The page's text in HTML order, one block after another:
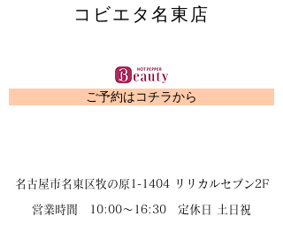
コビエタ名東店
ご予約はコチラから
名古屋市名東区牧の原1-1404 リリカルセブン2F
営業時間 10:00～16:30 定休日 土日祝